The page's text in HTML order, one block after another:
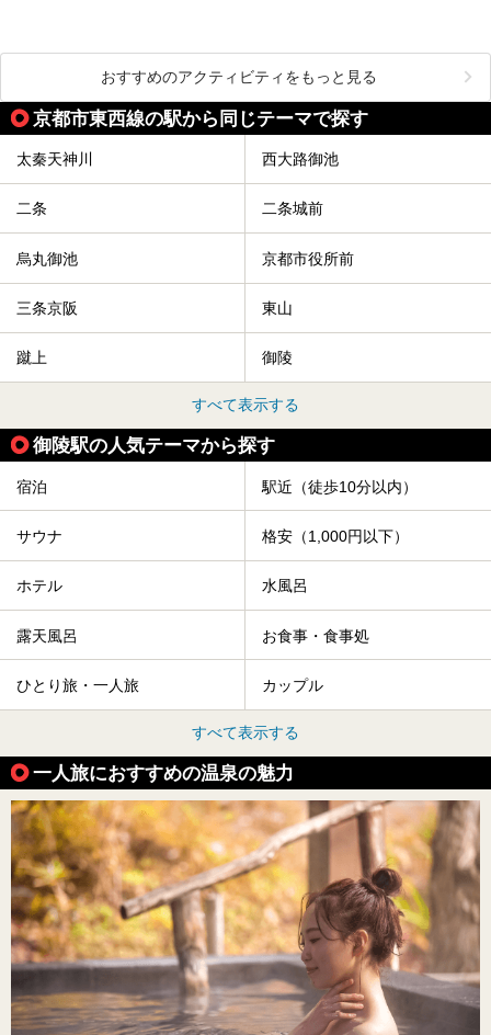
おすすめのアクティビティをもっと見る
京都市東西線の駅から同じテーマで探す
太秦天神川 西大路御池
二条 二条城前
烏丸御池 京都市役所前
三条京阪 東山
蹴上 御陵
すべて表示する
御陵駅の人気テーマから探す
宿泊 駅近（徒歩10分以内）
サウナ 格安（1,000円以下）
ホテル 水風呂
露天風呂 お食事・食事処
ひとり旅・一人旅 カップル
すべて表示する
一人旅におすすめの温泉の魅力